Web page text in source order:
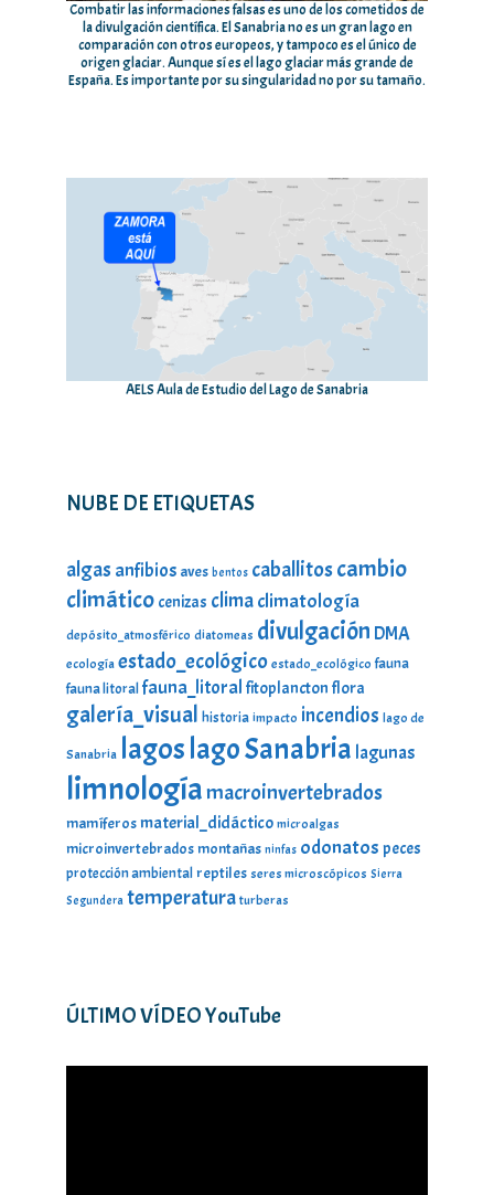
Combatir las informaciones falsas es uno de los cometidos de
la divulgación científica. El Sanabria no es un gran lago en
comparación con otros europeos, y tampoco es el único de
origen glaciar. Aunque sí es el lago glaciar más grande de
España. Es importante por su singularidad no por su tamaño.
AELS Aula de Estudio del Lago de Sanabria
NUBE DE ETIQUETAS
algas anfibios aves bentos caballitoscambio
climático cenizas climaclimatología
depósito_atmosférico diatomeas divulgación DMA
ecologíaestado_ecológicoestado_ecológico fauna
fauna litoral fauna_litoral fitoplancton flora
galería_visual historiaimpacto incendios lago de
Sanabria lagoslago Sanabria lagunas
limnologíamacroinvertebrados
mamíferosmaterial_didácticomicroalgas
microinvertebradosmontañas ninfas odonatos peces
protección ambiental reptilesseres microscópicos Sierra
Segundera temperaturaturberas
ÚLTIMO VÍDEO YouTube